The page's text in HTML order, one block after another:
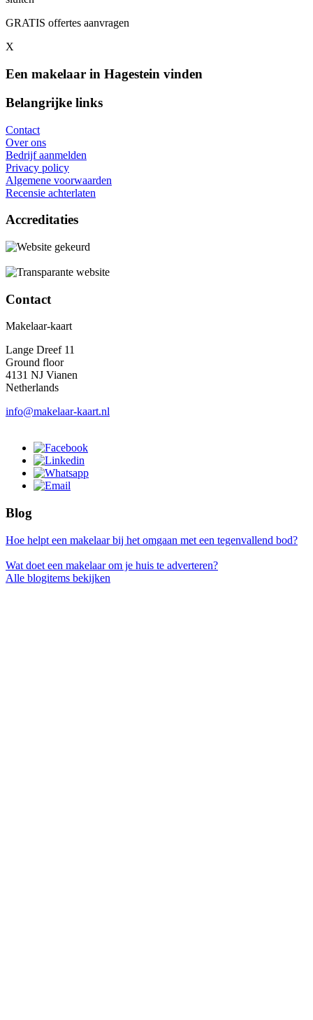
GRATIS offertes aanvragen
X
Een makelaar in Hagestein vinden
Belangrijke links
Contact
Over ons
Bedrijf aanmelden
Privacy policy
Algemene voorwaarden
Recensie achterlaten
Accreditaties
Contact
Makelaar-kaart
Lange Dreef 11
Ground floor
4131 NJ Vianen
Netherlands
info@makelaar-kaart.nl
Blog
Hoe helpt een makelaar bij het omgaan met een tegenvallend bod?
Wat doet een makelaar om je huis te adverteren?
Alle blogitems bekijken